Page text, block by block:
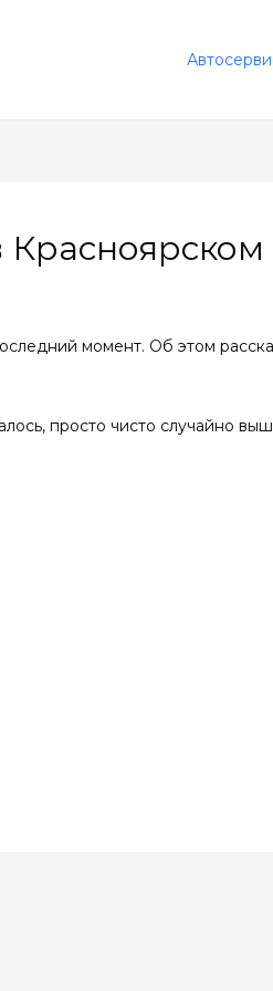
момент. Об этом
просто чисто случайно